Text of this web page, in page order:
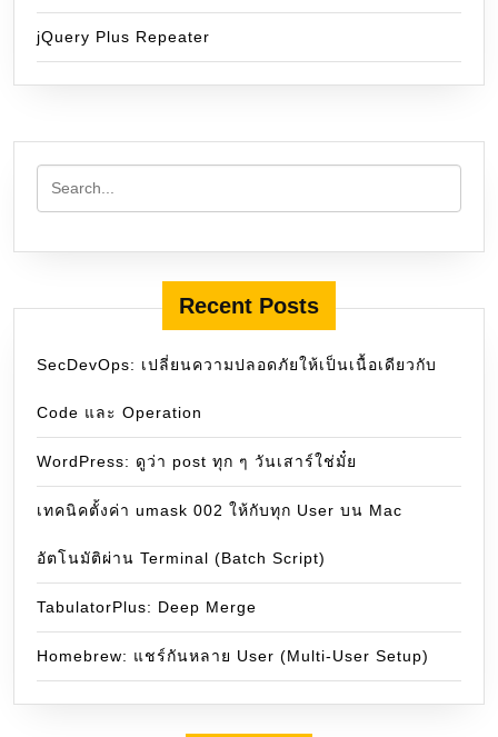
jQuery Plus Repeater
Recent Posts
SecDevOps: เปลี่ยนความปลอดภัยให้เป็นเนื้อเดียวกับ
Code และ Operation
WordPress: ดูว่า post ทุก ๆ วันเสาร์ใช่มั๋ย
เทคนิคตั้งค่า umask 002 ให้กับทุก User บน Mac
อัตโนมัติผ่าน Terminal (Batch Script)
TabulatorPlus: Deep Merge
Homebrew: แชร์กันหลาย User (Multi-User Setup)